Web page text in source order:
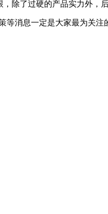
除了过硬的产品实力外，
消息一定是大家最为关注